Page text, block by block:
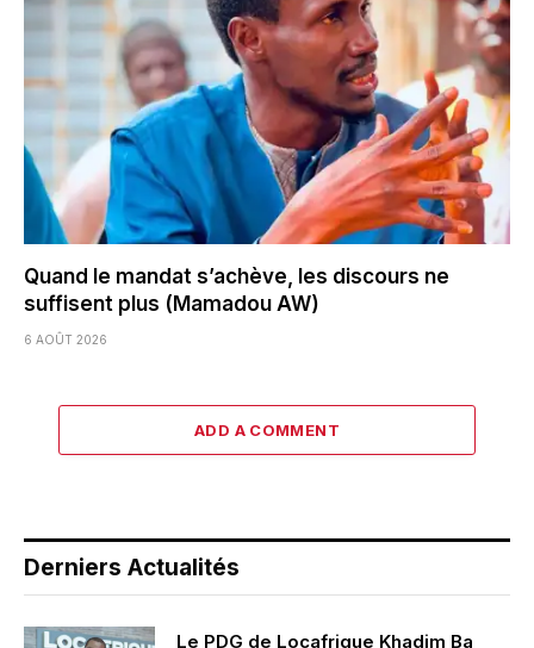
Quand le mandat s’achève, les discours ne
suffisent plus (Mamadou AW)
6 AOÛT 2026
ADD A COMMENT
Derniers Actualités
Le PDG de Locafrique Khadim Ba